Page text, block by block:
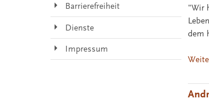
"Wir
dem
Barrierefreiheit
Dienste
Impressum